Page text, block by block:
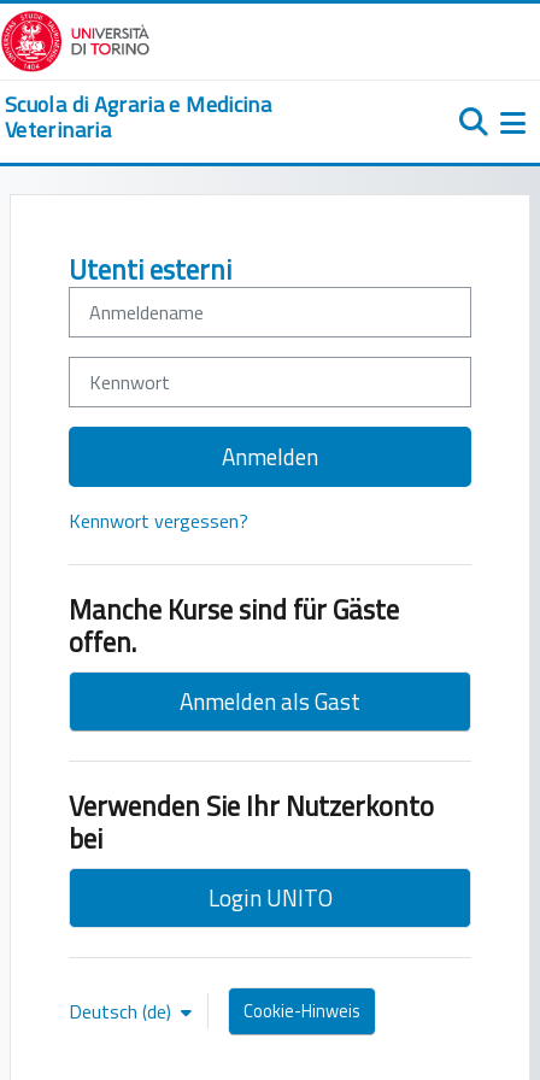
Zum Hauptinhalt
Scuola di Agraria e Medicina
Veterinaria
Anmeldename
Kennwort
Anmelden
Kennwort vergessen?
Manche Kurse sind für Gäste
offen.
Anmelden als Gast
Verwenden Sie Ihr Nutzerkonto
bei
Login UNITO
Deutsch ‎(de)‎ Cookie-Hinweis